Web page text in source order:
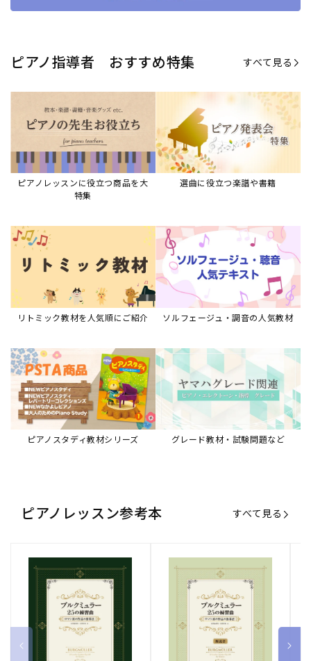
ピアノ指導者 おすすめ特集 すべて見る
ピアノレッスンに役立つ商品を大
特集
選曲に役立つ楽譜や書籍
リトミック教材を人気順にご紹介 ソルフェージュ・調音の人気教材
ピアノスタディ教材シリーズ グレード教材・試験問題など
ピアノレッスン参考本 すべて見る